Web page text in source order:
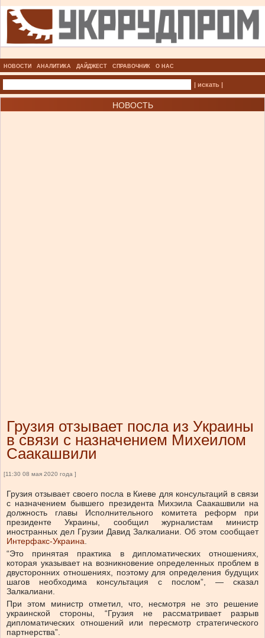
НОВОСТИ АНАЛИТИКА ДАЙДЖЕСТ СПРАВОЧНИК О НАС
| искать |
НОВОСТЬ
Грузия отзывает посла из Украины
в связи с назначением Михеилом
Саакашвили
[11:30 08 мая 2020 года ]
Грузия отзывает своего посла в Киеве для консультаций в связи
с назначением бывшего президента Михэила Саакашвили на
должность главы Исполнительного комитета реформ при
президенте Украины, сообщил журналистам министр
иностранных дел Грузии Давид Залкалиани. Об этом сообщает
Интерфакс-Украина.
“Это принятая практика в дипломатических отношениях,
которая указывает на возникновение определенных проблем в
двусторонних отношениях, поэтому для определения будущих
шагов необходима консультация с послом”, — сказал
Залкалиани.
При этом министр отметил, что, несмотря не это решение
украинской стороны, “Грузия не рассматривает разрыв
дипломатических отношений или пересмотр стратегического
партнерства”.